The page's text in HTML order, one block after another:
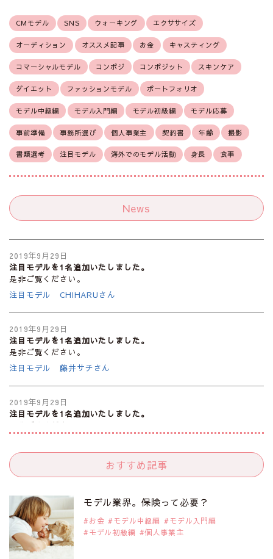
CMモデル SNS ウォーキング エクササイズ
オーディション オススメ記事 お金 キャスティング
コマーシャルモデル コンポジ コンポジット スキンケア
ダイエット ファッションモデル ポートフォリオ
モデル中級編 モデル入門編 モデル初級編 モデル応募
事前準備 事務所選び 個人事業主 契約書 年齢 撮影
書類選考 注目モデル 海外でのモデル活動 身長 食事
News
2019年9月29日
注目モデルを1名追加いたしました。
是非ご覧ください。
注目モデル CHIHARUさん
2019年9月29日
注目モデルを1名追加いたしました。
是非ご覧ください。
注目モデル 藤井サチさん
2019年9月29日
注目モデルを1名追加いたしました。
是非ご覧ください。
2019年9月29日
是非ご覧ください。
注目のアジア系モデル
2019年9月29日
おすすめ記事
モデル業界。保険って必要？
お金 モデル中級編
モデル入門編
モデル初級編
個人事業主